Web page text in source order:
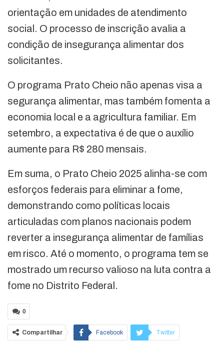
orientação em unidades de atendimento
social. O processo de inscrição avalia a
condição de insegurança alimentar dos
solicitantes.
O programa Prato Cheio não apenas visa a
segurança alimentar, mas também fomenta a
economia local e a agricultura familiar. Em
setembro, a expectativa é de que o auxílio
aumente para R$ 280 mensais.
Em suma, o Prato Cheio 2025 alinha-se com
esforços federais para eliminar a fome,
demonstrando como políticas locais
articuladas com planos nacionais podem
reverter a insegurança alimentar de famílias
em risco. Até o momento, o programa tem se
mostrado um recurso valioso na luta contra a
fome no Distrito Federal.
0
Compartilhar Facebook Twitter